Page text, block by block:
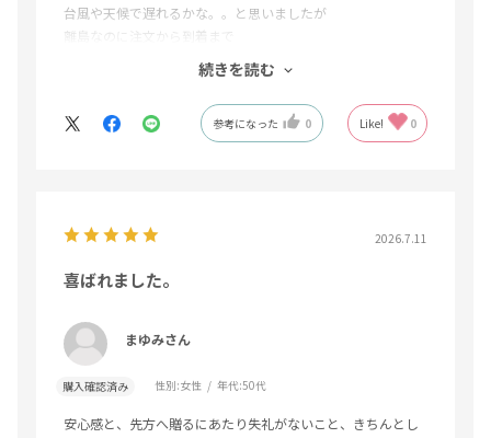
台風や天候で遅れるかな。。と思いましたが
離島なのに注文から到着まで
1週間かかりませんでした！
品質もよくとても喜んでいました！
また利用させてもらいます！
続きを読む
参考になった 0 Like! 0
2026.7.11
喜ばれました。
まゆみさん
購入確認済み 性別:女性 年代:50代
安心感と、先方へ贈るにあたり失礼がないこと、きちんとし